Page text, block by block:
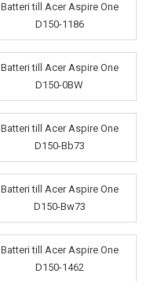
Batteri till Acer Aspire One
D150-1186
Batteri till Acer Aspire One
D150-0BW
Batteri till Acer Aspire One
D150-Bb73
Batteri till Acer Aspire One
D150-Bw73
Batteri till Acer Aspire One
D150-1462